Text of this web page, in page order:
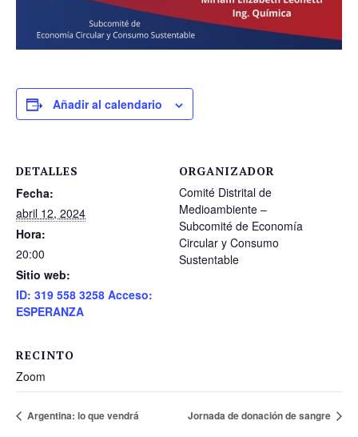
Añadir al calendario
DETALLES
Fecha:
abril 12, 2024
Hora:
20:00
Sitio web:
ID: 319 558 3258 Acceso:
ESPERANZA
ORGANIZADOR
Comité Distrital de
Medioambiente –
Subcomité de Economía
Circular y Consumo
Sustentable
RECINTO
Zoom
Argentina: lo que vendrá Jornada de donación de sangre